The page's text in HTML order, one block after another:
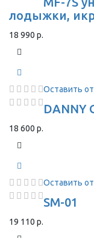
лодыжки,
18 990 р.
Оставить
DANNY
18 600 р.
Оставить
SM-01
19 110 р.